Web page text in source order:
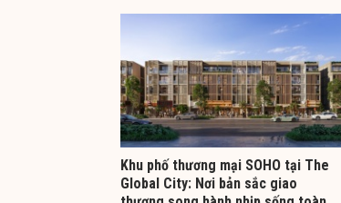
Khu phố thương mại SOHO tại The
Global City: Nơi bản sắc giao